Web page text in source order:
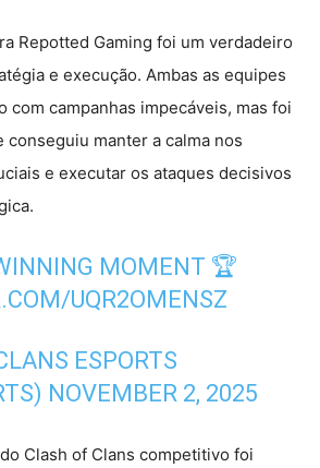
Repotted Gaming foi um verdadeiro
e execução. Ambas as equipes
com campanhas impecáveis, mas foi
conseguiu manter a calma nos
e executar os ataques decisivos
MOMENT 🏆
UQR2OMENSZ
ESPORTS
NOVEMBER 2, 2025
Clash of Clans competitivo foi